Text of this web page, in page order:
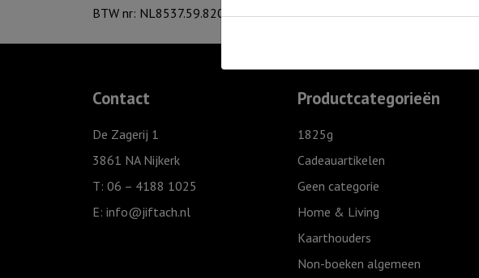
BTW nr: NL8537.59.820.B01
Contact
De Zagerij 1
3861 NA Nijkerk
T: 06 – 4188 1025
E: info@jiftach.nl
Productcategorieën
1825g
Cadeauartikelen
Geen categorie
Home & Living
Kaarthouders
Non-boeken algemeen